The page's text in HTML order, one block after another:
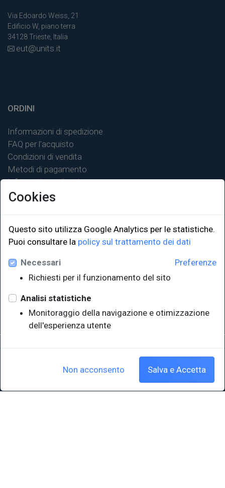
Via Edoardo Weiss, 21
Edificio W, piano terra
34128 Trieste, Italia
eut@units.it
ORDINI
Informazioni di spedizione
FAQ per l'acquisto
Condizioni di vendita
Metodi di pagamento
Informativa sulla privacy
LINK ISTITUZIONALI
Università degli Studi di Trieste
Sistema Bibliotecario di Ateneo
EUT in cifre
P.IVA 00211830328 - C.F. 80013890324 - P.E.C.: ateneo@pec.units.it
Cookies
Questo sito utilizza Google Analytics per le statistiche.
Puoi consultare la policy sul trattamento dei dati
Preferenze
Necessari
Richiesti per il funzionamento del sito
Analisi statistiche
Monitoraggio della navigazione e otimizzazione
dell'esperienza utente
Non acconsento Salva e Accetta